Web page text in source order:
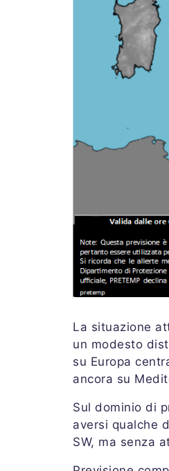
La situazione
un modesto
su Europa
ancora su
Sul dominio di
aversi qualche
SW, ma senza